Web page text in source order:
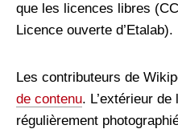
que les licences libres
Licence ouverte d’Etalab).
Les contributeurs de
de contenu. L’extérieur
régulièrement